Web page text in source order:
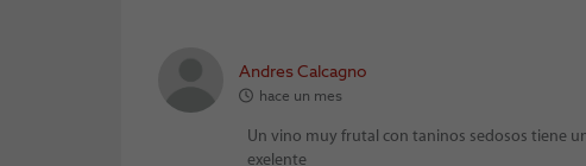
Andres Calcagno
hace un mes
Un vino muy frutal con taninos sedosos tiene
exelente